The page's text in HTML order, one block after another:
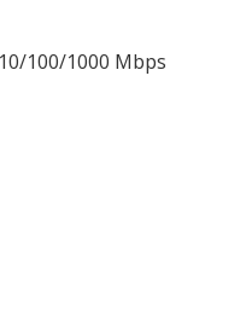
100/1000 Mbps